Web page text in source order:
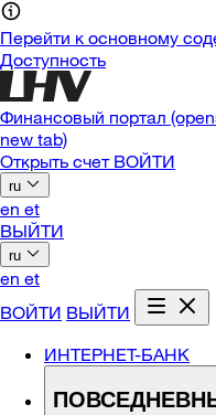
Перейти к основному
Доступность
Финансовый портал
new tab)
Открыть счет ВОЙТИ
ru
en et
ВЫЙТИ
ru
en et
ВОЙТИ ВЫЙТИ
ИНТЕРНЕТ-БАНК